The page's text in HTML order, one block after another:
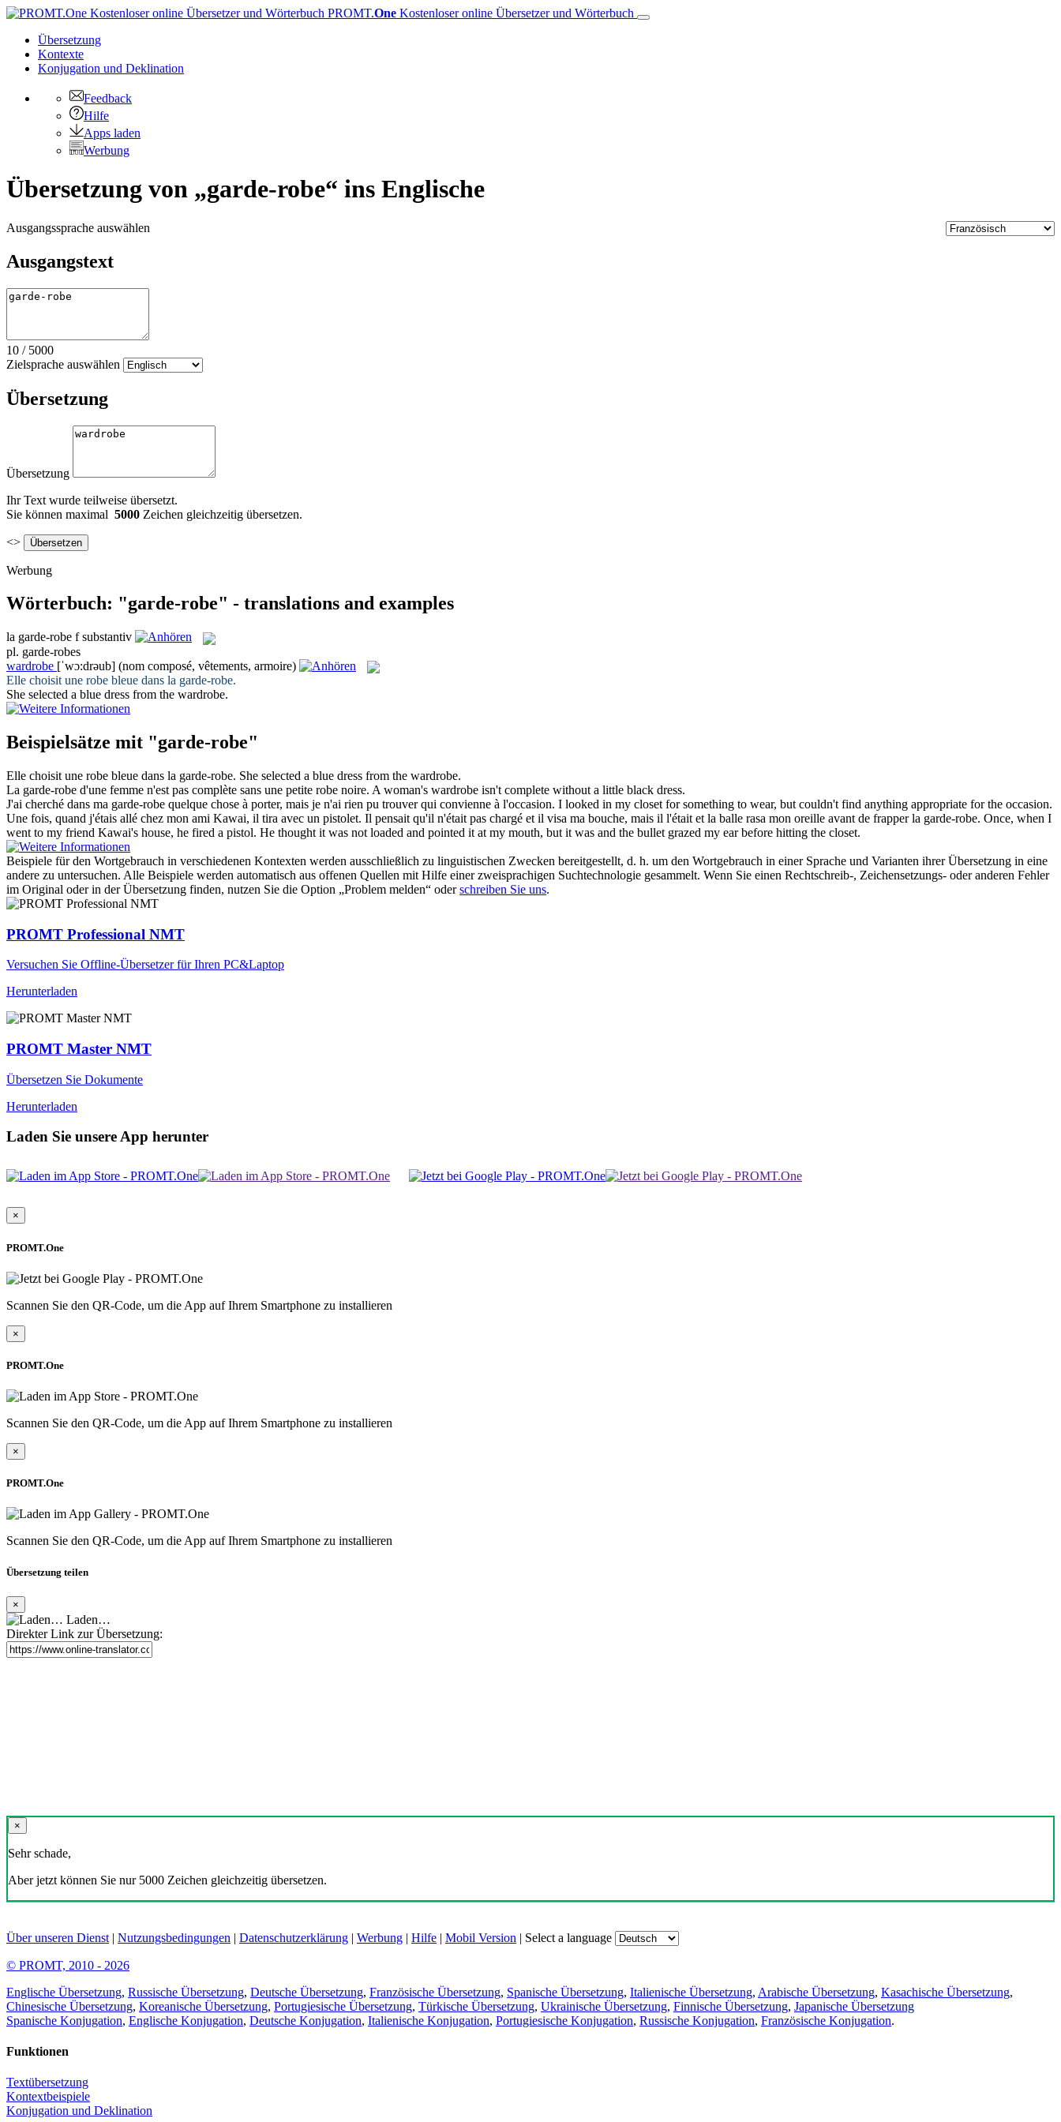
PROMT.One Kostenloser online Übersetzer und Wörterbuch
Übersetzung
Kontexte
Konjugation und Deklination
Feedback
Hilfe
Apps laden
Werbung
Übersetzung von „garde-robe“ ins Englische
Ausgangssprache auswählen
Ausgangstext
10 / 5000
Zielsprache auswählen
Übersetzung
Übersetzung
Ihr Text wurde teilweise übersetzt.
Sie können maximal 5000 Zeichen gleichzeitig übersetzen.
<>
Werbung
Wörterbuch: "garde-robe" - translations and examples
la garde-robe f substantiv
pl. garde-robes
wardrobe [ˈwɔ:drəub] (nom composé, vêtements, armoire)
Elle choisit une robe bleue dans la garde-robe.
She selected a blue dress from the wardrobe.
Beispielsätze mit "garde-robe"
Elle choisit une robe bleue dans la garde-robe. She selected a blue dress from the wardrobe.
La garde-robe d'une femme n'est pas complète sans une petite robe noire. A woman's wardrobe isn't complete without a little black dress.
J'ai cherché dans ma garde-robe quelque chose à porter, mais je n'ai rien pu trouver qui convienne à l'occasion. I looked in my closet for something to wear, but couldn't find anything appropriate for the occasion.
Une fois, quand j'étais allé chez mon ami Kawai, il tira avec un pistolet. Il pensait qu'il n'était pas chargé et il visa ma bouche, mais il l'était et la balle rasa mon oreille avant de frapper la garde-robe. Once, when I
went to my friend Kawai's house, he fired a pistol. He thought it was not loaded and pointed it at my mouth, but it was and the bullet grazed my ear before hitting the closet.
Beispiele für den Wortgebrauch in verschiedenen Kontexten werden ausschließlich zu linguistischen Zwecken bereitgestellt, d. h. um den Wortgebrauch in einer Sprache und Varianten ihrer Übersetzung in eine
andere zu untersuchen. Alle Beispiele werden automatisch aus offenen Quellen mit Hilfe einer zweisprachigen Suchtechnologie gesammelt. Wenn Sie einen Rechtschreib-, Zeichensetzungs- oder anderen Fehler
im Original oder in der Übersetzung finden, nutzen Sie die Option „Problem melden“ oderschreiben Sie uns.
PROMT Professional NMT
Versuchen Sie Offline-Übersetzer für Ihren PC&Laptop
Herunterladen
PROMT Master NMT
Übersetzen Sie Dokumente
Herunterladen
Laden Sie unsere App herunter
×
PROMT.One
Scannen Sie den QR-Code, um die App auf Ihrem Smartphone zu installieren
×
PROMT.One
Scannen Sie den QR-Code, um die App auf Ihrem Smartphone zu installieren
×
PROMT.One
Scannen Sie den QR-Code, um die App auf Ihrem Smartphone zu installieren
Übersetzung teilen
×
Laden…
Direkter Link zur Übersetzung:
×
Sehr schade,
Aber jetzt können Sie nur 5000 Zeichen gleichzeitig übersetzen.
Über unseren Dienst | Nutzungsbedingungen | Datenschutzerklärung | Werbung | Hilfe | Mobil Version | Select a language
© PROMT, 2010 - 2026
Englische Übersetzung, Russische Übersetzung, Deutsche Übersetzung, Französische Übersetzung, Spanische Übersetzung, Italienische Übersetzung, Arabische Übersetzung, Kasachische Übersetzung,
Chinesische Übersetzung, Koreanische Übersetzung, Portugiesische Übersetzung, Türkische Übersetzung, Ukrainische Übersetzung, Finnische Übersetzung, Japanische Übersetzung
Spanische Konjugation, Englische Konjugation, Deutsche Konjugation, Italienische Konjugation, Portugiesische Konjugation, Russische Konjugation, Französische Konjugation.
Funktionen
Textübersetzung
Kontextbeispiele
Konjugation und Deklination